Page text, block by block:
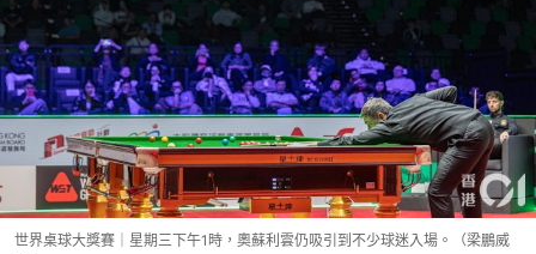
世界桌球大獎賽｜星期三下午1時，奧蘇利雲仍吸引到不少球迷入場。（梁鵬威